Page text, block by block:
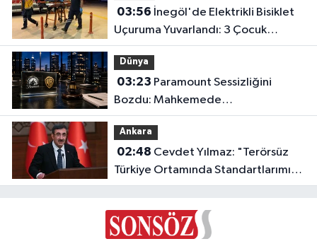
03:56
Uçuruma Yuvarlandı: 3 Çocuk
Yaralandı!
Dünya
03:23
Bozdu: Mahkemede
Kazanacağımıza İnanıyoruz!
Ankara
02:48
Türkiye Ortamında Standartlarımızı
Yükselteceğiz"